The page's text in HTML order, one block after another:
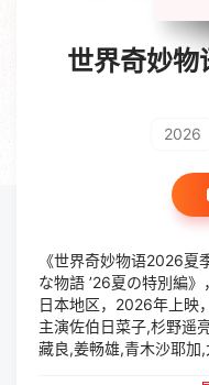
世界奇妙
2026
《世界奇妙物语2026夏
な物語 ’26夏の特別編
日本地区，2026年上映
主演佐伯日菜子,杉野遥
藏良,姜畅雄,青木沙耶加